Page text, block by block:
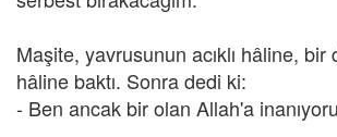
Maşite, yavrusunun acıklı hâline, bir
hâline baktı. Sonra dedi ki:
- Ben ancak bir olan Allah'a